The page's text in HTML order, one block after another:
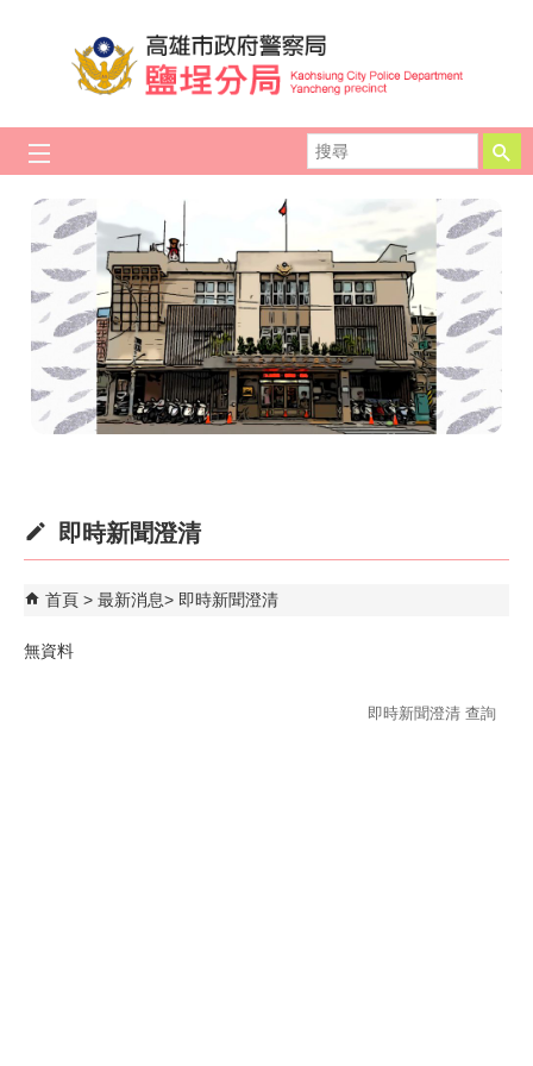
尋
即時新聞澄清
首頁 最新消息 即時新聞澄清
無資料
即時新聞澄清 查詢